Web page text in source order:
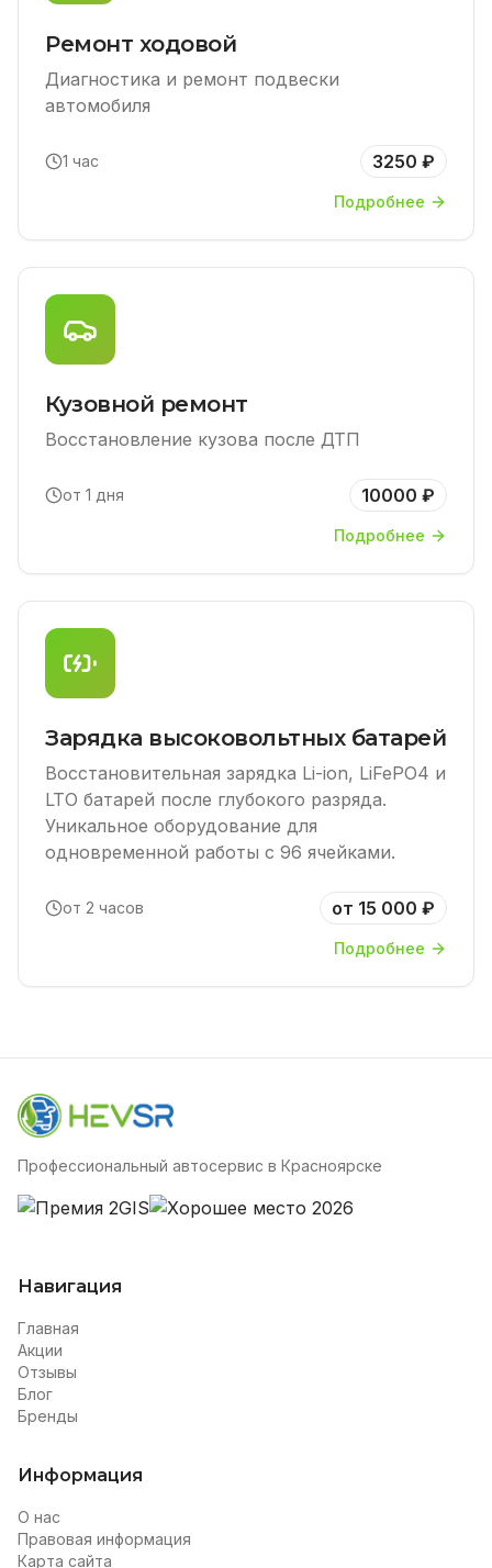
Ремонт ходовой
Диагностика и ремонт подвески
автомобиля
1 час 3250 ₽
Подробнее
Кузовной ремонт
Восстановление кузова после ДТП
от 1 дня 10000 ₽
Подробнее
Зарядка высоковольтных батарей
Восстановительная зарядка Li-ion, LiFePO4 и
LTO батарей после глубокого разряда.
Уникальное оборудование для
одновременной работы с 96 ячейками.
от 2 часов от 15 000 ₽
Подробнее
Профессиональный автосервис в Красноярске
Навигация
Главная
Акции
Отзывы
Блог
Бренды
Информация
О нас
Правовая информация
Карта сайта